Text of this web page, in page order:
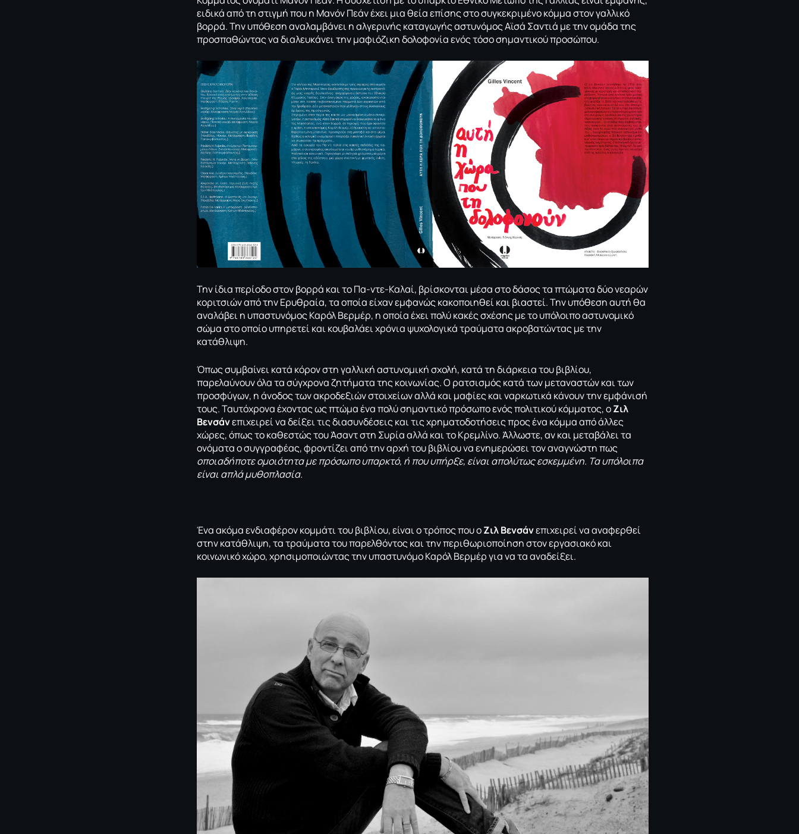
ειδικά από τη στιγμή που η Μανόν Πεάν έχει μια θεία επίσης στο συγκεκριμένο κόμμα στον γαλλικό
βορρά. Την υπόθεση αναλαμβάνει η αλγερινής καταγωγής αστυνόμος Αϊσά Σαντιά με την ομάδα της
προσπαθώντας να διαλευκάνει την μαφιόζικη δολοφονία ενός τόσο σημαντικού προσώπου.
Την ίδια περίοδο στον βορρά και το Πα-ντε-Καλαί, βρίσκονται μέσα στο δάσος τα πτώματα δύο νεαρών
κοριτσιών από την Ερυθραία, τα οποία είχαν εμφανώς κακοποιηθεί και βιαστεί. Την υπόθεση αυτή θα
αναλάβει η υπαστυνόμος Καρόλ Βερμέρ, η οποία έχει πολύ κακές σχέσης με το υπόλοιπο αστυνομικό
σώμα στο οποίο υπηρετεί και κουβαλάει χρόνια ψυχολογικά τραύματα ακροβατώντας με την
κατάθλιψη.
Όπως συμβαίνει κατά κόρον στη γαλλική αστυνομική σχολή, κατά τη διάρκεια του βιβλίου,
παρελαύνουν όλα τα σύγχρονα ζητήματα της κοινωνίας. Ο ρατσισμός κατά των μεταναστών και των
προσφύγων, η άνοδος των ακροδεξιών στοιχείων αλλά και μαφίες και ναρκωτικά κάνουν την εμφάνισή
τους. Ταυτόχρονα έχοντας ως πτώμα ένα πολύ σημαντικό πρόσωπο ενός πολιτικού κόμματος, οΖιλ
Βενσάνεπιχειρεί να δείξει τις διασυνδέσεις και τις χρηματοδοτήσεις προς ένα κόμμα από άλλες
χώρες, όπως το καθεστώς του Άσαντ στη Συρία αλλά και το Κρεμλίνο. Άλλωστε, αν και μεταβάλει τα
ονόματα ο συγγραφέας, φροντίζει από την αρχή του βιβλίου να ενημερώσει τον αναγνώστη πως
οποιαδήποτε ομοιότητα με πρόσωπο υπαρκτό, ή που υπήρξε, είναι απολύτως εσκεμμένη. Τα υπόλοιπα
είναι απλά μυθοπλασία.
Ένα ακόμα ενδιαφέρον κομμάτι του βιβλίου, είναι ο τρόπος που οΖιλ Βενσάνεπιχειρεί να αναφερθεί
στην κατάθλιψη, τα τραύματα του παρελθόντος και την περιθωριοποίηση στον εργασιακό και
κοινωνικό χώρο, χρησιμοποιώντας την υπαστυνόμο Καρόλ Βερμέρ για να τα αναδείξει.